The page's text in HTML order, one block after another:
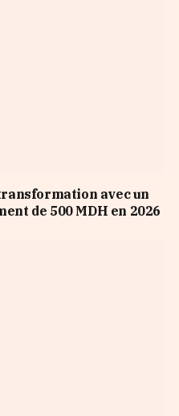
avec un
de 500 MDH en 2026